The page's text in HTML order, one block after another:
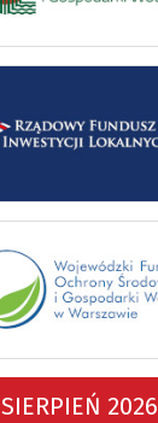
SIERPIEŃ 2026